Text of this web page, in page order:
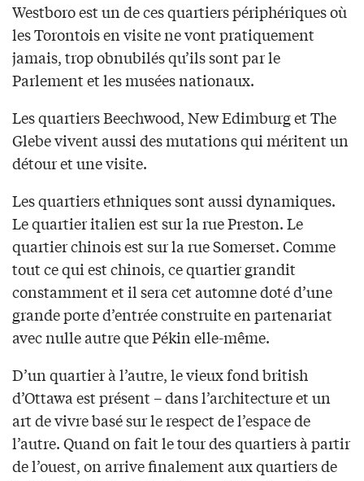
Westboro est un de ces quartiers périphériques où
les Torontois en visite ne vont pratiquement
jamais, trop obnubilés qu’ils sont par le
Parlement et les musées nationaux.
Les quartiers Beechwood, New Edimburg et The
Glebe vivent aussi des mutations qui méritent un
détour et une visite.
Les quartiers ethniques sont aussi dynamiques.
Le quartier italien est sur la rue Preston. Le
quartier chinois est sur la rue Somerset. Comme
tout ce qui est chinois, ce quartier grandit
constamment et il sera cet automne doté d’une
grande porte d’entrée construite en partenariat
avec nulle autre que Pékin elle-même.
D’un quartier à l’autre, le vieux fond british
d’Ottawa est présent – dans l’architecture et un
art de vivre basé sur le respect de l’espace de
l’autre. Quand on fait le tour des quartiers à partir
de l’ouest, on arrive finalement aux quartiers de